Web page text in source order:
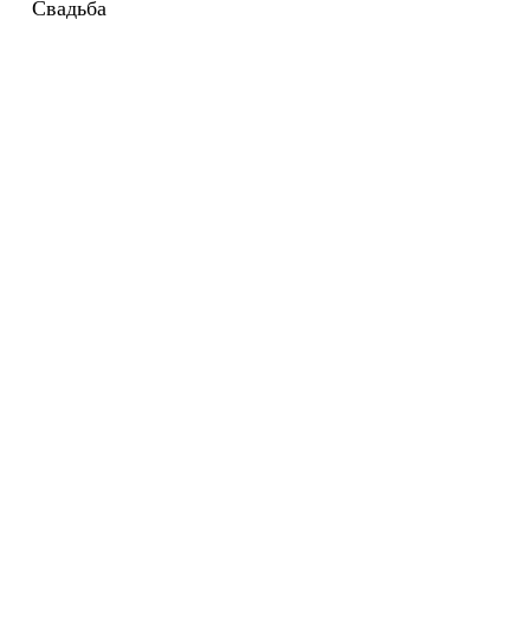
Свадьба